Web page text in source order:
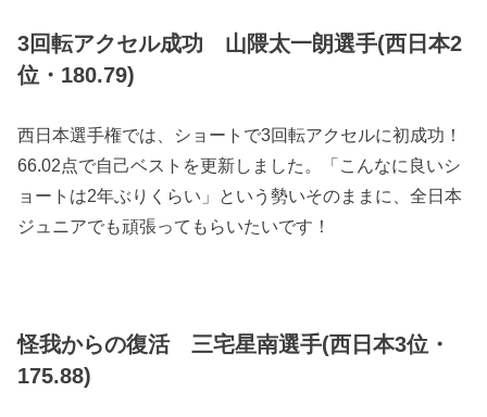
3回転アクセル成功 山隈太一朗選手(西日本2
位・180.79)
西日本選手権では、ショートで3回転アクセルに初成功！
66.02点で自己ベストを更新しました。「こんなに良いシ
ョートは2年ぶりくらい」という勢いそのままに、全日本
ジュニアでも頑張ってもらいたいです！
怪我からの復活 三宅星南選手(西日本3位・
175.88)